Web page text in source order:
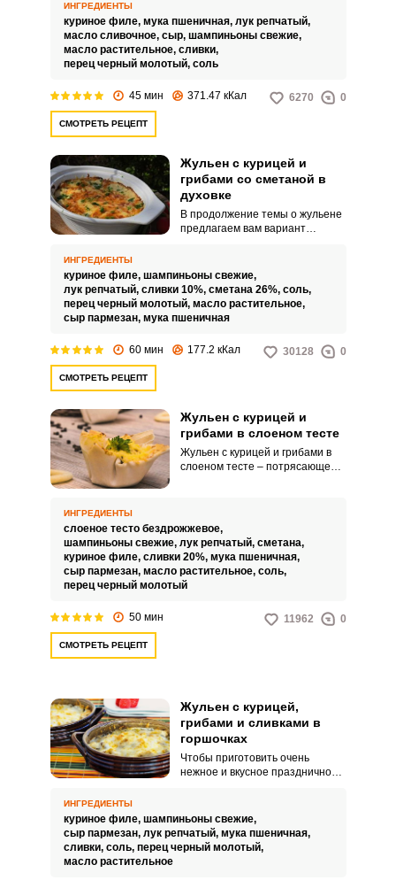
повседневный
гастрономический ассортимент.
Предлагаем вашему вниманию
простой и быстрый рецепт
приготовления жульена в
не хуже, чем тот, что запекается
ИНГРЕДИЕНТЫ
куриное филе, мука пшеничная, лук репчатый,
масло сливочное, сыр, шампиньоны свежие,
масло растительное, сливки,
перец черный молотый, соль
45 мин 371.47 кКал 6270 0
СМОТРЕТЬ РЕЦЕПТ
Жульен с курицей и
грибами со сметаной в
духовке
В продолжение темы о жульене
предлагаем вам вариант
на всю семью - жульен с курицей
и грибами со сметаной в
духовке. Потрясающее
сочетание обжаренных
куриным филе, запеченных в
сметанно-сливочном соусе под
ИНГРЕДИЕНТЫ
куриное филе, шампиньоны свежие,
лук репчатый, сливки 10%, сметана 26%, соль,
перец черный молотый, масло растительное,
сыр пармезан, мука пшеничная
60 мин 177.2 кКал 30128 0
СМОТРЕТЬ РЕЦЕПТ
Жульен с курицей и
грибами в слоеном тесте
Жульен с курицей и грибами в
слоеном тесте – потрясающе
праздничного стола. В жульене
идеально сочетаются
обжаренные грибы, лук и
отварная куриная грудка,
тушеные в соусе из сливок и
ИНГРЕДИЕНТЫ
слоеное тесто бездрожжевое,
шампиньоны свежие, лук репчатый, сметана,
куриное филе, сливки 20%, мука пшеничная,
сыр пармезан, масло растительное, соль,
перец черный молотый
50 мин 11962 0
СМОТРЕТЬ РЕЦЕПТ
Жульен с курицей,
грибами и сливками в
горшочках
Чтобы приготовить очень
нежное и вкусное праздничное
специальные умения. Жульен с
курицей и грибами, запеченный
в духовке, получается
ИНГРЕДИЕНТЫ
куриное филе, шампиньоны свежие,
сыр пармезан, лук репчатый, мука пшеничная,
сливки, соль, перец черный молотый,
масло растительное